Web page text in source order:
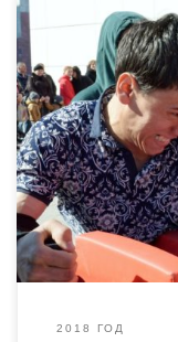
2018 ГОД